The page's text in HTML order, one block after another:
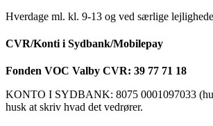
Hverdage ml. kl. 9-13 og ved særlige
CVR/Konti i Sydbank/Mobilepay
Fonden VOC Valby CVR: 39 77 71 18
KONTO I SYDBANK: 8075 0001097033
husk at skriv hvad det vedrører.